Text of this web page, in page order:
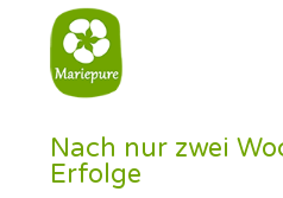
Nach nur zwei
Erfolge